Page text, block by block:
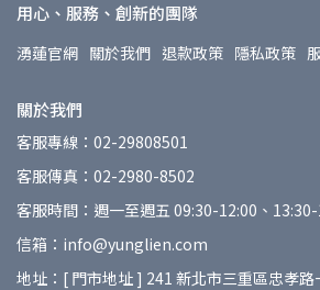
用心、服務、創新的團隊
湧蓮官網 關於我們 退款政策 隱私政策
關於我們
客服專線：02-29808501
客服傳真：02-2980-8502
客服時間：週一至週五 09:30-12:00、
信箱：info@yunglien.com
地址：[ 門市地址 ] 241 新北市三重區忠